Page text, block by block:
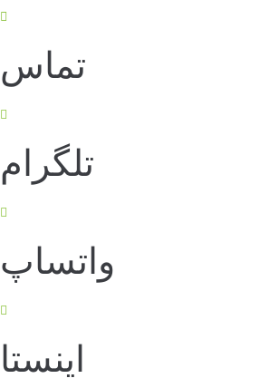
تماس
تلگرام
واتساپ
اینستا